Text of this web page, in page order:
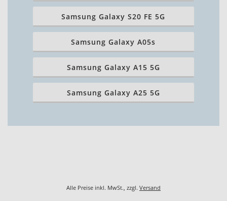
Samsung Galaxy S20 FE 5G
Samsung Galaxy A05s
Samsung Galaxy A15 5G
Samsung Galaxy A25 5G
Alle Preise inkl. MwSt., zzgl. Versand